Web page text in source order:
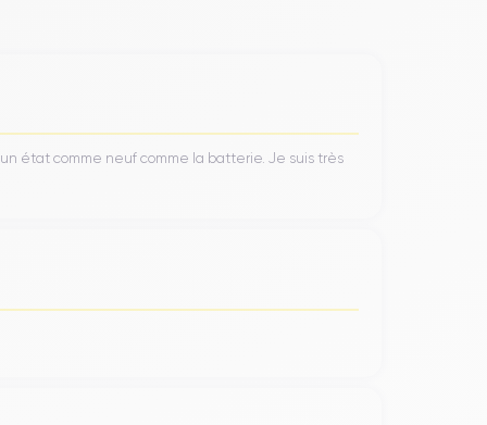
longues périodes.
apps.
état comme neuf comme la batterie. Je suis très